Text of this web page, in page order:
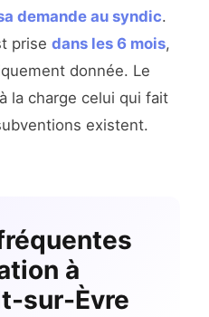
demande au syndic.
prise dans les 6 mois,
donnée. Le
la charge celui qui fait
existent.
à
sur-Èvre